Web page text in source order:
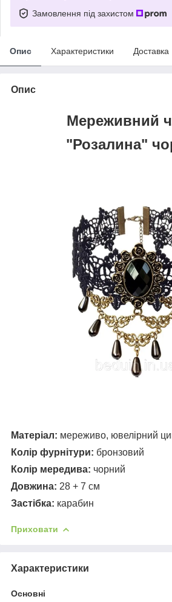
Замовлення під захистом
Опис Характеристики Доставка
Опис
Мереживний
"Розалина"
Матеріал: мереживо, ювелірний
Колір фурнітури: бронзовий
Колір мередива: чорний
Довжина: 28 + 7 см
Застібка: карабин
Приховати
Характеристики
Основні